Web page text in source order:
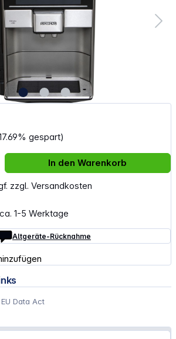
gespart)
zzgl. Versandkosten
1-5 Werktage
Altgeräte-Rücknahme
Gib den gewünschten
In den Warenkorb
Data Act